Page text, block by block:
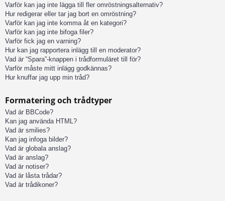
Varför kan jag inte lägga till fler omröstningsalternativ?
Hur redigerar eller tar jag bort en omröstning?
Varför kan jag inte komma åt en kategori?
Varför kan jag inte bifoga filer?
Varför fick jag en varning?
Hur kan jag rapportera inlägg till en moderator?
Vad är “Spara”-knappen i trådformuläret till för?
Varför måste mitt inlägg godkännas?
Hur knuffar jag upp min tråd?
Formatering och trådtyper
Vad är BBCode?
Kan jag använda HTML?
Vad är smilies?
Kan jag infoga bilder?
Vad är globala anslag?
Vad är anslag?
Vad är notiser?
Vad är låsta trådar?
Vad är trådikoner?